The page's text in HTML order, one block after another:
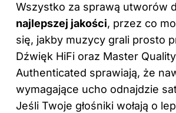
Wszystko za sprawą utworów
najlepszej jakości, przez co
się, jakby muzycy grali prosto
Dźwięk HiFi oraz Master Quality
Authenticated sprawiają, że
wymagające ucho odnajdzie
Jeśli Twoje głośniki wołają o